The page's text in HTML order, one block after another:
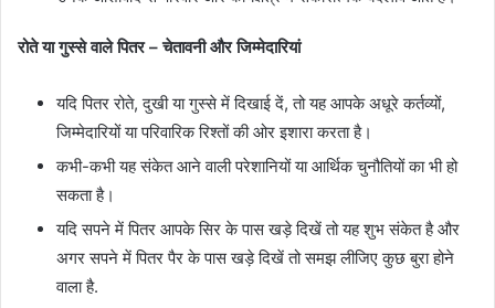
रोते या गुस्से वाले पितर – चेतावनी और जिम्मेदारियां
यदि पितर रोते, दुखी या गुस्से में दिखाई दें, तो यह आपके अधूरे कर्तव्यों,
जिम्मेदारियों या परिवारिक रिश्तों की ओर इशारा करता है।
कभी-कभी यह संकेत आने वाली परेशानियों या आर्थिक चुनौतियों का भी हो
सकता है।
यदि सपने में पितर आपके सिर के पास खड़े दिखें तो यह शुभ संकेत है और
अगर सपने में पितर पैर के पास खड़े दिखें तो समझ लीजिए कुछ बुरा होने
वाला है.